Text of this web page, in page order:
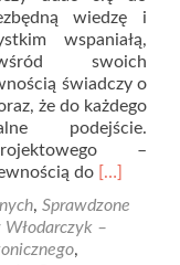
wiedzę i
wspaniałą,
swoich
świadczy o
że do każdego
podejście.
–
do Read
about
[…]
, Sprawdzone
–
,